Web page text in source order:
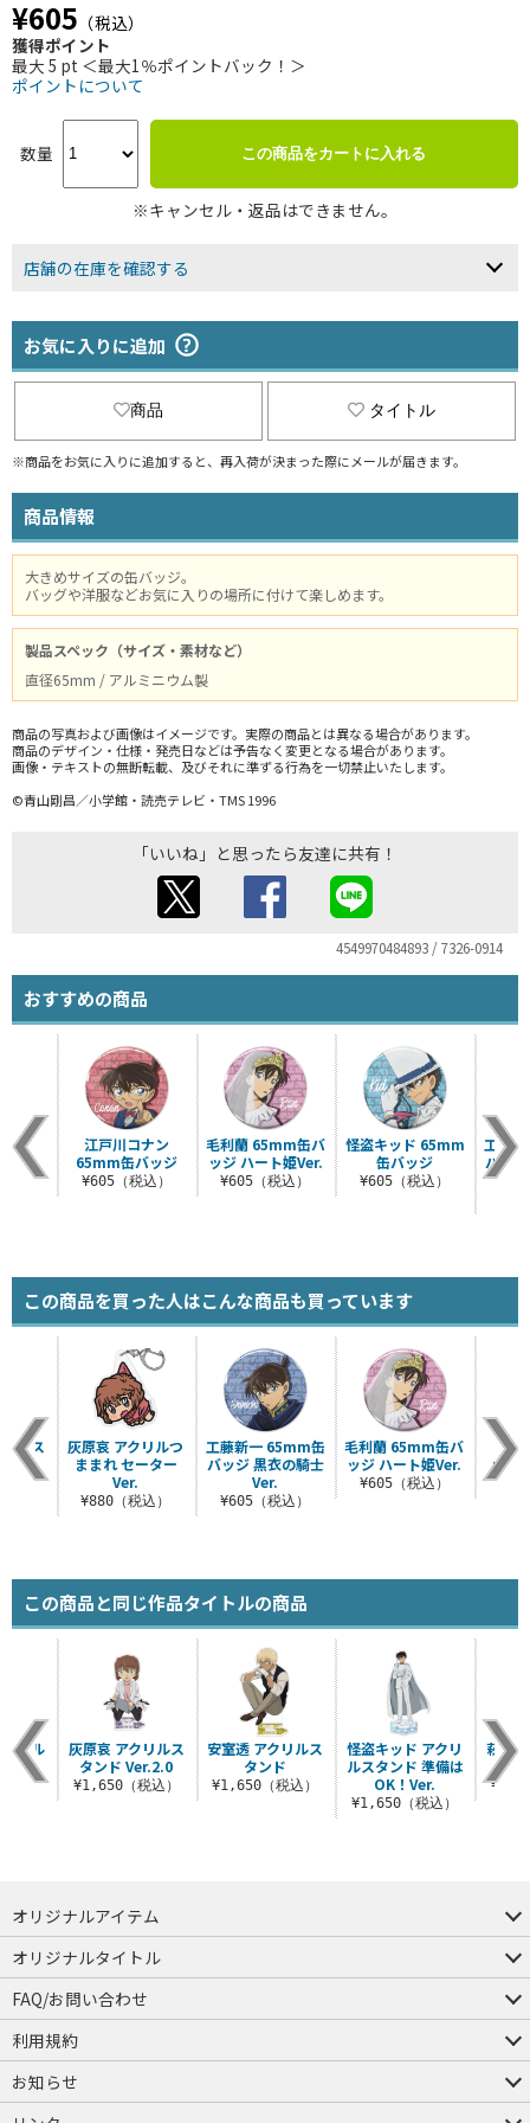
¥605 （税込）
獲得ポイント
最大 5 pt ＜最大1％ポイントバック！＞
ポイントについて
数量 この商品をカートに入れる
※キャンセル・返品はできません。
店舗の在庫を確認する
お気に入りに追加
商品 タイトル
※商品をお気に入りに追加すると、再入荷が決まった際にメールが届きます。
商品情報
大きめサイズの缶バッジ。
バッグや洋服などお気に入りの場所に付けて楽しめます。
製品スペック（サイズ・素材など）
直径65mm / アルミニウム製
商品の写真および画像はイメージです。実際の商品とは異なる場合があります。
商品のデザイン・仕様・発売日などは予告なく変更となる場合があります。
画像・テキストの無断転載、及びそれに準ずる行為を一切禁止いたします。
©青山剛昌／小学館・読売テレビ・TMS 1996
「いいね」と思ったら友達に共有！
4549970484893 / 7326-0914
おすすめの商品
毛利蘭 65mm缶バ
ッジ ハート姫Ver.
¥605（税込）
怪盗キッド 65mm
缶バッジ
¥605（税込）
工藤
バッ
江戸川コナン
65mm缶バッジ
¥605（税込）
この商品を買った人はこんな商品も買っています
工藤新一 65mm缶
バッジ 黒衣の騎士
Ver.
¥605（税込）
毛利蘭 65mm缶バ
ッジ ハート姫Ver.
¥605（税込）
江
ルス
込）
灰原哀 アクリルつ
ままれ セーター
Ver.
¥880（税込）
この商品と同じ作品タイトルの商品
安室透 アクリルス
タンド
¥1,650（税込）
怪盗キッド アクリ
ルスタンド 準備は
OK！Ver.
¥1,650（税込）
萩原
リル
込）
灰原哀 アクリルス
タンド Ver.2.0
¥1,650（税込）
オリジナルアイテム
つままれ
つかまれ
ピョコッテ
オリジナルタイトル
アイテムヤ
ミスカトニック大學購買部
FAQ/お問い合わせ
FAQ
お問い合わせ
利用規約
会員規約・ポイント規約
特定商取引法に関する表示
プライバシーポリシー
お知らせ
店舗情報
採用情報
発売日変更のお知らせ
販売代理店・取扱店募集
海外のご案内（English）